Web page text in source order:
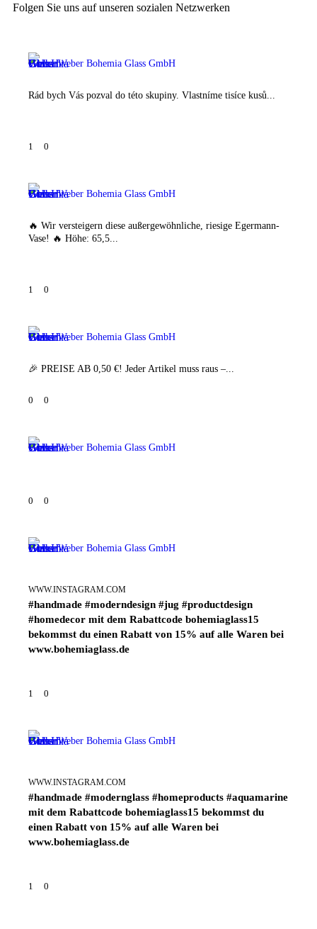
Folgen Sie uns auf unseren sozialen Netzwerken
Weber Bohemia Glass GmbH
Rád bych Vás pozval do této skupiny. Vlastníme tisíce kusů...
1 0
Weber Bohemia Glass GmbH
🔥 Wir versteigern diese außergewöhnliche, riesige Egermann-
Vase! 🔥 Höhe: 65,5...
1 0
Weber Bohemia Glass GmbH
🎉 PREISE AB 0,50 €! Jeder Artikel muss raus –...
0 0
Weber Bohemia Glass GmbH
0 0
Weber Bohemia Glass GmbH
WWW.INSTAGRAM.COM
#handmade #moderndesign #jug #productdesign
#homedecor mit dem Rabattcode bohemiaglass15
bekommst du einen Rabatt von 15% auf alle Waren bei
www.bohemiaglass.de
1 0
Weber Bohemia Glass GmbH
WWW.INSTAGRAM.COM
#handmade #modernglass #homeproducts #aquamarine
mit dem Rabattcode bohemiaglass15 bekommst du
einen Rabatt von 15% auf alle Waren bei
www.bohemiaglass.de
1 0